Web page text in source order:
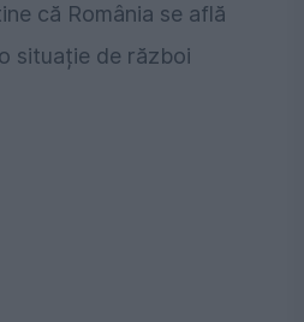
că România se află
situație de război